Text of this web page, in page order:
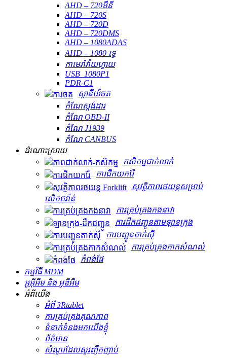
AHD – 720មីនី
AHD – 720S
AHD – 720D
AHD – 720DMS
AHD – 1080ADAS
AHD – 1080 ទ្វេ
កាមេរ៉ាវ៉ាយហ្វាយ
USB_1080P1
PDR-C1
ស្ថានីយ៍ចត
កំណែស្តង់ដារ
កំណែ OBD-II
កំណែ J1939
កំណែ CANBUS
ដំណោះស្រាយ
កសិកម្ម​ជាក់លាក់
ការជីកយករ៉ែ
សុវត្ថិភាពរថយន្តសម្រាប់
លើកឥវ៉ាន់
ការគ្រប់គ្រងកងនាវា
ការដឹកជញ្ជូនតាមឡានក្រុង
ការបញ្ជូនតាក់ស៊ី
ការគ្រប់គ្រងកាកសំណល់
កំពង់ផែ
កម្មវិធី MDM
អូអ៊ីអឹម និង អូឌីអឹម
អំពីយើង
អំពី 3Rtablet
ការគ្រប់គ្រងគុណភាព
ទំនាក់ទំនងមកយើងខ្ញុំ
ព័ត៌មាន
សំណួរដែលសួរញឹកញាប់